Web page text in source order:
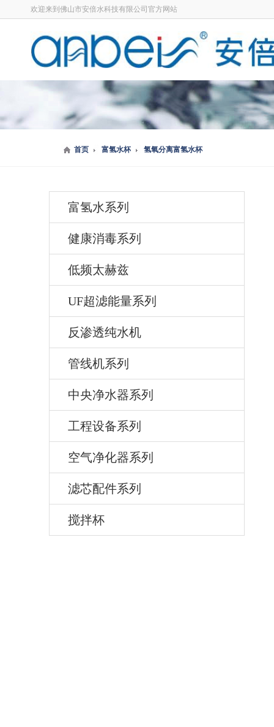
欢迎来到佛山市安倍水科技有限公司官方网站
首页 富氢水杯 氢氧分离富氢水杯
富氢水系列
健康消毒系列
低频太赫兹
UF超滤能量系列
反渗透纯水机
管线机系列
中央净水器系列
工程设备系列
空气净化器系列
滤芯配件系列
搅拌杯